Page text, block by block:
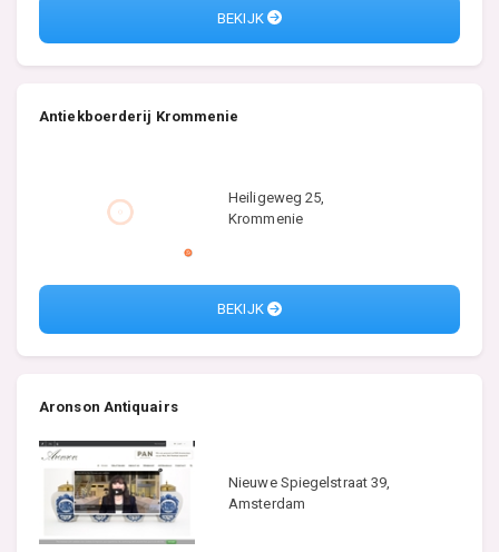
BEKIJK
Antiekboerderij Krommenie
Heiligeweg 25,
Krommenie
BEKIJK
Aronson Antiquairs
Nieuwe Spiegelstraat 39,
Amsterdam